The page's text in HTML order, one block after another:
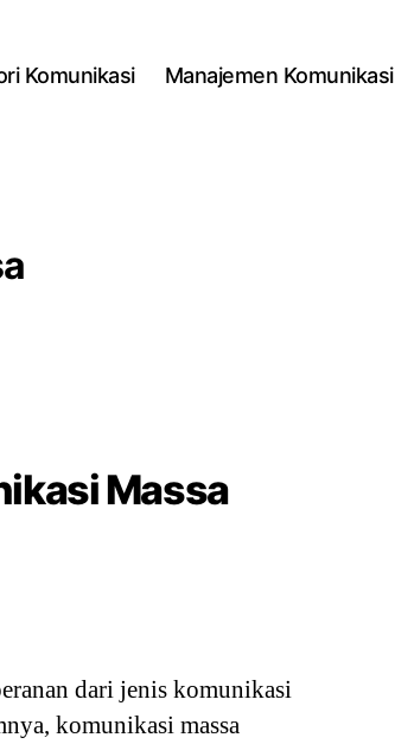
Komunikasi Manajemen Komunikasi
Massa
dari jenis komunikasi
komunikasi massa